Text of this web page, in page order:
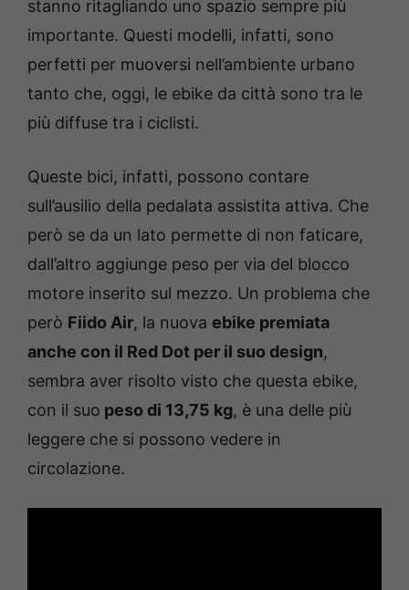
stanno ritagliando uno spazio sempre più
importante. Questi modelli, infatti, sono
perfetti per muoversi nell’ambiente urbano
tanto che, oggi, le ebike da città sono tra le
più diffuse tra i ciclisti.
Queste bici, infatti, possono contare
sull’ausilio della pedalata assistita attiva. Che
però se da un lato permette di non faticare,
dall’altro aggiunge peso per via del blocco
motore inserito sul mezzo. Un problema che
però Fiido Air, la nuova ebike premiata
anche con il Red Dot per il suo design,
sembra aver risolto visto che questa ebike,
con il suo peso di 13,75 kg, è una delle più
leggere che si possono vedere in
circolazione.